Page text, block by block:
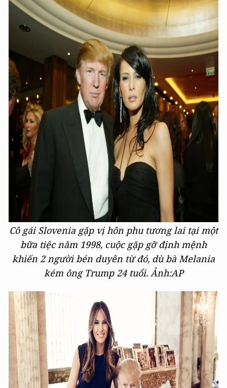
Cô gái Slovenia gặp vị hôn phu tương lai tại một
bữa tiệc năm 1998, cuộc gặp gỡ định mệnh
khiến 2 người bén duyên từ đó, dù bà Melania
kém ông Trump 24 tuổi. Ảnh:AP